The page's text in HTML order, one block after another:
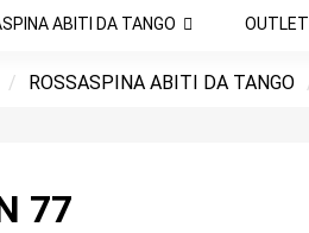
ABITI DA TANGO OUTLET
ROSSASPINA ABITI DA TANGO
77